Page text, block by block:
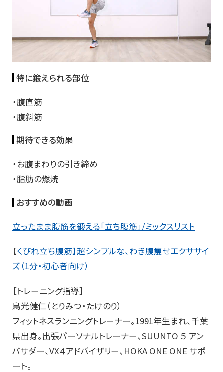
特に鍛えられる部位
・腹直筋
・腹斜筋
期待できる効果
・お腹まわりの引き締め
・脂肪の燃焼
おすすめの動画
立ったまま腹筋を鍛える「立ち腹筋」/ミックスリスト
【くびれ立ち腹筋】超シンプルな、わき腹痩せエクササイ
ズ（1分・初心者向け）
［トレーニング指導］
鳥光健仁（とりみつ・たけのり）
フィットネスランニングトレーナー。1991年生まれ、千葉
県出身。出張パーソナルトレーナー、SUUNTO ５ アン
バサダー、VX４アドバイザリー、HOKA ONE ONE サポ
ート。